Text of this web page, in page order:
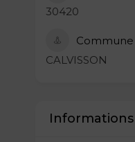
30420
Commune
CALVISSON